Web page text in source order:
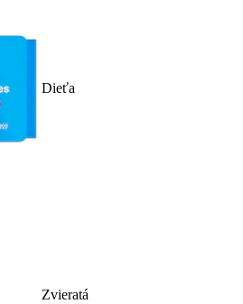
Dieťa
Zvieratá